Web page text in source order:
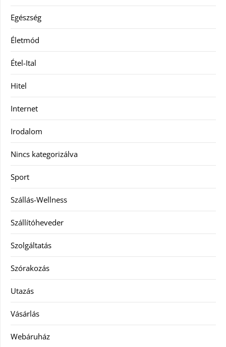
Egészség
Életmód
Étel-Ital
Hitel
Internet
Irodalom
Nincs kategorizálva
Sport
Szállás-Wellness
Szállítóheveder
Szolgáltatás
Szórakozás
Utazás
Vásárlás
Webáruház